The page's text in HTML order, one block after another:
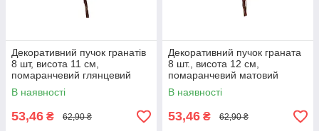
Декоративний пучок гранатів
8 шт, висота 11 см,
помаранчевий глянцевий
В наявності
53,46 ₴ 62,90 ₴
Декоративний пучок граната
8 шт., висота 12 см,
помаранчевий матовий
В наявності
53,46 ₴ 62,90 ₴